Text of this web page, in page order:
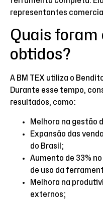
representantes
Quais foram
obtidos?
A BM TEX utiliza o
Durante esse tempo,
resultados, como:
Melhora na gestão
Expansão das
do Brasil;
Aumento de 33%
de uso da
Melhora na
externos;